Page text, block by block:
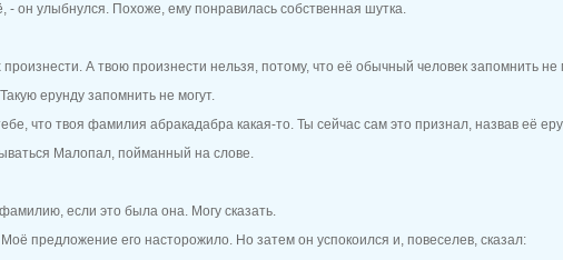
- он улыбнулся. Похоже, ему понравилась собственная шутка.
А твою произнести нельзя, потому, что её обычный человек запомнить не
ерунду запомнить не могут.
что твоя фамилия абракадабра какая-то. Ты сейчас сам это признал, назвав её
Малопал, пойманный на слове.
если это была она. Могу сказать.
предложение его насторожило. Но затем он успокоился и, повеселев, сказал: